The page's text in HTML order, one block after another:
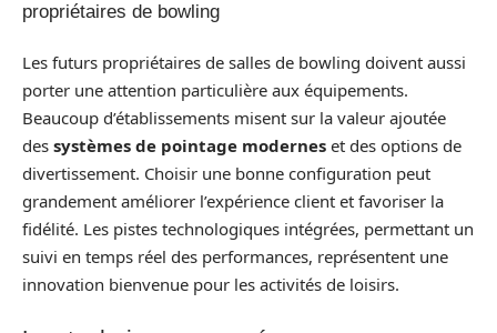
propriétaires de bowling
Les futurs propriétaires de salles de bowling doivent aussi
porter une attention particulière aux équipements.
Beaucoup d’établissements misent sur la valeur ajoutée
des systèmes de pointage modernes et des options de
divertissement. Choisir une bonne configuration peut
grandement améliorer l’expérience client et favoriser la
fidélité. Les pistes technologiques intégrées, permettant un
suivi en temps réel des performances, représentent une
innovation bienvenue pour les activités de loisirs.